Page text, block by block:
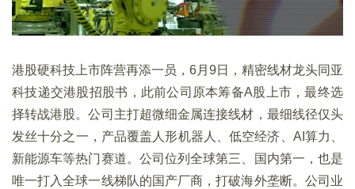
港股硬科技上市阵营再添一员，6月9日，精密线材龙头同亚
科技递交港股招股书，此前公司原本筹备A股上市，最终选
择转战港股。公司主打超微细金属连接线材，最细线径仅头
发丝十分之一，产品覆盖人形机器人、低空经济、AI算力、
新能源车等热门赛道。公司位列全球第三、国内第一，也是
唯一打入全球一线梯队的国产厂商，打破海外垄断。公司业